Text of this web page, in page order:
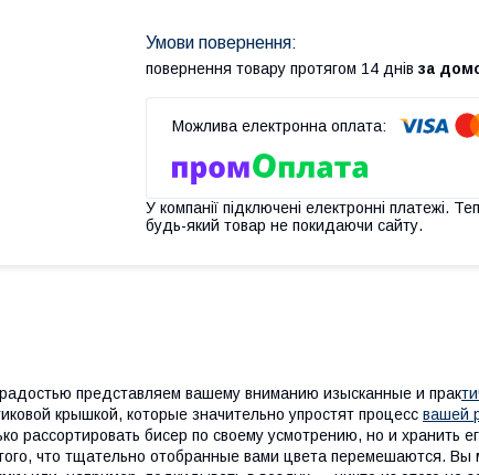
повернення товару протягом 14 днів за
У компанії підключені електронні платежі.
будь-який товар не покидаючи сайту.
представляем вашему вниманию изысканные и прак
крышкой, которые значительно упростят процесс вашей
рассортировать бисер по своему усмотрению, но и хранить
что тщательно отобранные вами цвета перемешаются. Вы